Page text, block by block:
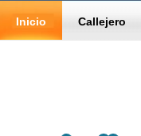
Inicio Callejero